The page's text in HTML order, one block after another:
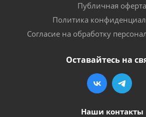
Публичная оферта
Политика
Согласие на обработку
Оставайтесь на
Наши контакты